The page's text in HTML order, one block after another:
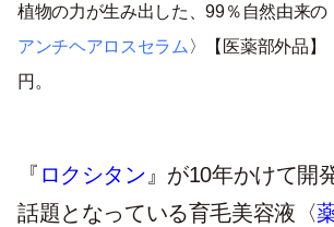
植物の力が生み出した、99％自然由来の
アンチヘアロスセラム 〉【医薬部外品】
円。
『 ロクシタン 』が10年かけて開
話題となっている育毛美容液〈